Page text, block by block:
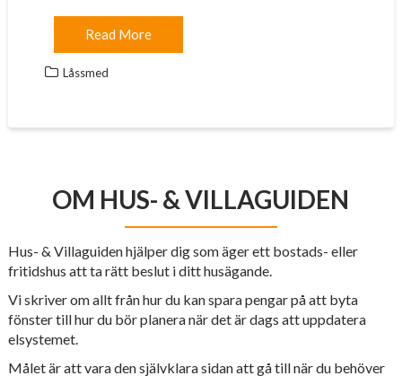
Read More
Låssmed
OM HUS- & VILLAGUIDEN
Hus- & Villaguiden hjälper dig som äger ett bostads- eller
fritidshus att ta rätt beslut i ditt husägande.
Vi skriver om allt från hur du kan spara pengar på att byta
fönster till hur du bör planera när det är dags att uppdatera
elsystemet.
Målet är att vara den självklara sidan att gå till när du behöver